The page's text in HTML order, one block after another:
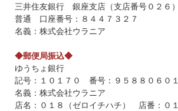
三井住友銀行 銀座支店（支店番号０２６
普通 口座番号：８４４７３２７
名義：株式会社ウラニア
◆郵便局振込◆
ゆうちょ銀行
記号：１０１７０ 番号：９５８８０６０
名義：株式会社ウラニア
店名：０１８（ゼロイチハチ） 店番：０